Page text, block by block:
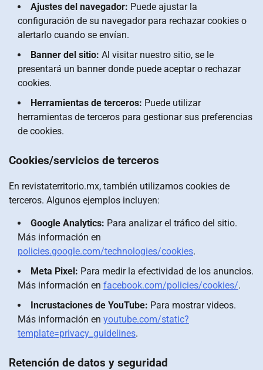
Ajustes del navegador: Puede ajustar la
configuración de su navegador para rechazar cookies o
alertarlo cuando se envían.
Banner del sitio: Al visitar nuestro sitio, se le
presentará un banner donde puede aceptar o rechazar
cookies.
Herramientas de terceros: Puede utilizar
herramientas de terceros para gestionar sus preferencias
de cookies.
Cookies/servicios de terceros
En revistaterritorio.mx, también utilizamos cookies de
terceros. Algunos ejemplos incluyen:
Google Analytics: Para analizar el tráfico del sitio.
Más información en
policies.google.com/technologies/cookies.
Meta Pixel: Para medir la efectividad de los anuncios.
Más información en facebook.com/policies/cookies/.
Incrustaciones de YouTube: Para mostrar videos.
Más información en youtube.com/static?
template=privacy_guidelines.
Retención de datos y seguridad